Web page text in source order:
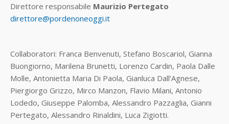
Direttore responsabile Maurizio Pertegato
direttore@pordenoneoggi.it
Collaboratori: Franca Benvenuti, Stefano Boscariol, Gianna
Buongiorno, Marilena Brunetti, Lorenzo Cardin, Paola Dalle
Molle, Antonietta Maria Di Paola, Gianluca Dall’Agnese,
Piergiorgo Grizzo, Mirco Manzon, Flavio Milani, Antonio
Lodedo, Giuseppe Palomba, Alessandro Pazzaglia, Gianni
Pertegato, Alessandro Rinaldini, Luca Zigiotti.